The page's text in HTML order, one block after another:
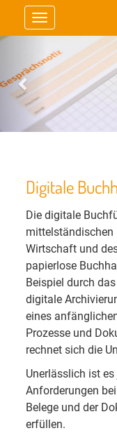
Toggle
navigation
Digitale
Die digitale
mittelständischen
Wirtschaft und
papierlose
Beispiel durch
digitale
eines
Prozesse und
rechnet sich die
Unerlässlich ist
Anforderungen
Belege und der
erfüllen.